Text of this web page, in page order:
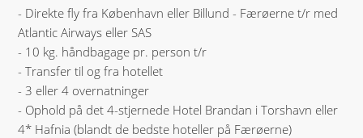
- Direkte fly fra København eller Billund - Færøerne t/r med
Atlantic Airways eller SAS
- 10 kg. håndbagage pr. person t/r
- Transfer til og fra hotellet
- 3 eller 4 overnatninger
- Ophold på det 4-stjernede Hotel Brandan i Torshavn eller
4* Hafnia (blandt de bedste hoteller på Færøerne)